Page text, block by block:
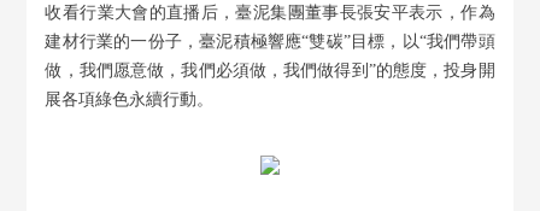
收看行業大會的直播后，臺泥集團董事長張安平表示，作為
建材行業的一份子，臺泥積極響應“雙碳”目標，以“我們帶頭
做，我們愿意做，我們必須做，我們做得到”的態度，投身開
展各項綠色永續行動。